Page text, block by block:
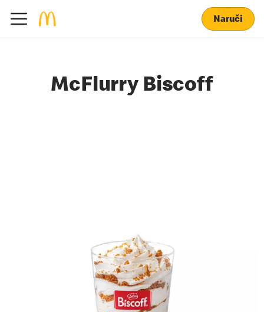
Naruči
McFlurry Biscoff